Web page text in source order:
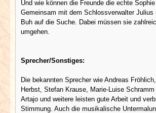
Und wie können die Freunde die echte
Gemeinsam mit dem Schlossverwalter Julius
Buh auf die Suche. Dabei müssen sie
umgehen.
Sprecher/Sonstiges:
Die bekannten Sprecher wie Andreas
Herbst, Stefan Krause, Marie-Luise
Artajo und weitere leisten gute Arbeit und
Stimmung. Auch die musikalische